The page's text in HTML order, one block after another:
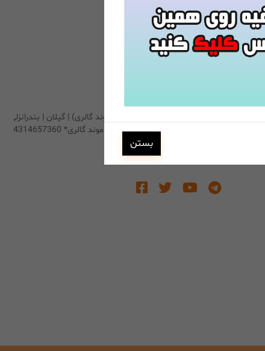
013445004860 | 01344500476
فروشگاه اینترنتی الماس گالری (دیاموند گالری) | گیلان | بندرانزلی
| خیابان سپه ، نبش کوچه رهنما *دیاموند گالری* 4314657360
بستن